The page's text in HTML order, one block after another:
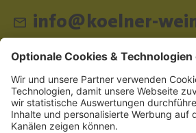
info@koelner-
Schnellzugriff
ZAHLUNGSMETHODEN